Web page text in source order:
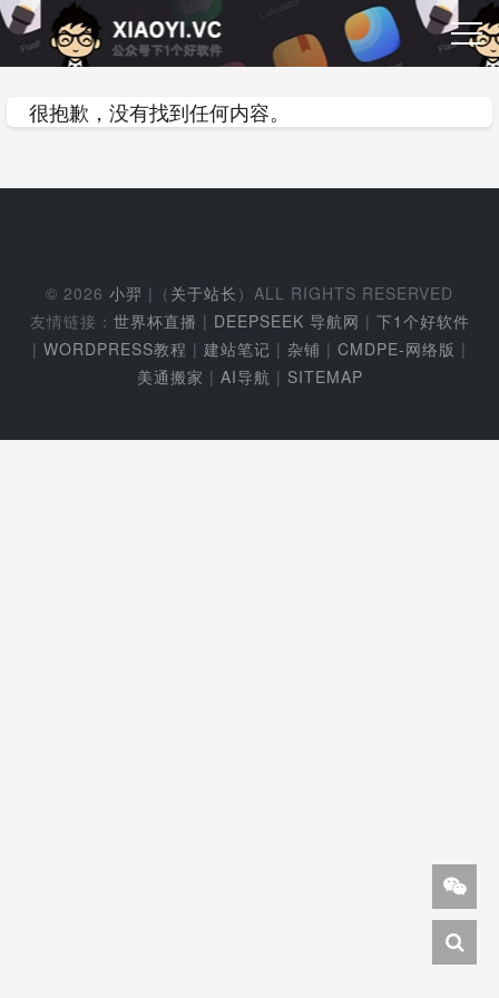
很抱歉，没有找到任何内容。
© 2026 小羿 |（ 关于站长 ）ALL RIGHTS RESERVED
友情链接： 世界杯直播 | DEEPSEEK 导航网 | 下1个好软件
| WORDPRESS教程 | 建站笔记 | 杂铺 | CMDPE-网络版 |
美通搬家 | AI导航 | SITEMAP